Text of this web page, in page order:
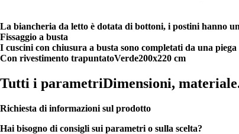
La biancheria da letto è dotata di bottoni, i postini hanno
Fissaggio a busta
I cuscini con chiusura a busta sono completati da una
Con rivestimento trapuntatoVerde200x220 cm
Tutti i parametriDimensioni,
Richiesta di informazioni sul prodotto
Hai bisogno di consigli sui parametri o sulla scelta?